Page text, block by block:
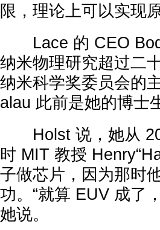
限，理论上可以实现
Lace 的 CEO
纳米物理研究超过二
纳米科学奖委员会的
alau 此前是她的博士
Holst 说，她从
时 MIT 教授
子做芯片，因为那时
功。“就算 EUV 成了
她说。